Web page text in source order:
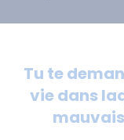
Tu te
vie dans